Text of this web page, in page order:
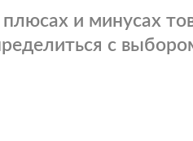
и минусах
с